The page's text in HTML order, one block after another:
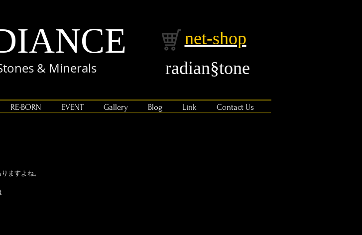
& Minerals
RE-BORN EVENT Gallery Blog Link Contact Us
radian§tone​
net-shop
ますよね。